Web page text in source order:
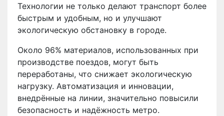
Технологии не только делают транспорт более
быстрым и удобным, но и улучшают
экологическую обстановку в городе.
Около 96% материалов, использованных при
производстве поездов, могут быть
переработаны, что снижает экологическую
нагрузку. Автоматизация и инновации,
внедрённые на линии, значительно повысили
безопасность и надёжность метро.